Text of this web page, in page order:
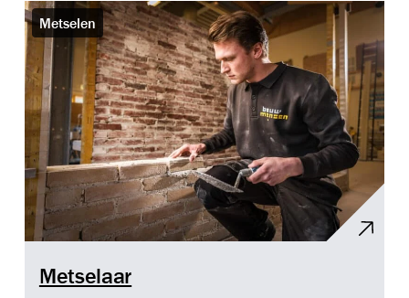
Metselen
Metselaar